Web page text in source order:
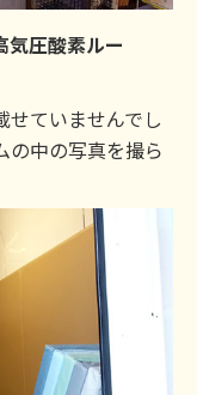
気圧酸素ルー
せていませんでし
の中の写真を撮ら